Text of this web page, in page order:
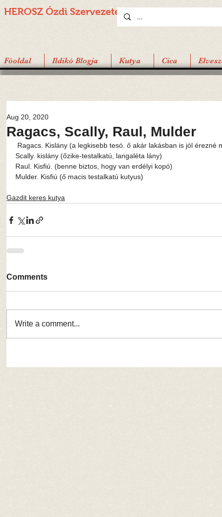
HEROSZ Ózdi Szervezete
Föoldal Ildikó Blogja Kutya Cica
Ragacs, Scally, Raul, Mulder
Aug 20, 2020
Ragacs. Kislány (a legkisebb tesó. ő akár lakásban is jól érezné
Scally. kislány (őzike-testalkatú, langaléta lány)
Raul. Kisfiú. (benne biztos, hogy van erdélyi kopó)
Mulder. Kisfiú (ő macis testalkatú kutyus)
Gazdit keres kutya
Comments
Write a comment...